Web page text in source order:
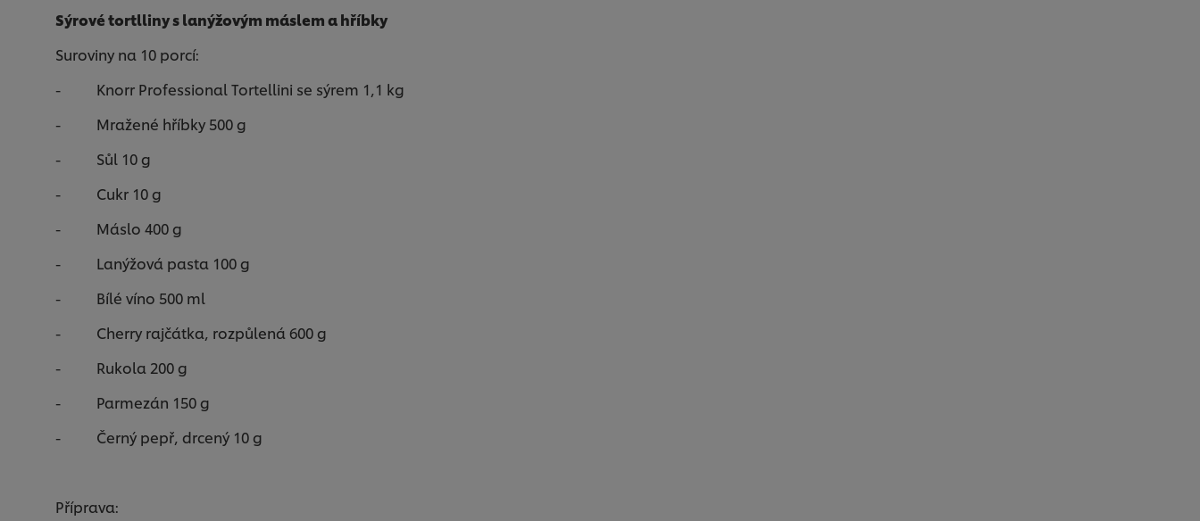
Sýrové tortlliny s lanýžovým máslem a hříbky
Suroviny na 10 porcí:
- Knorr Professional Tortellini se sýrem 1,1 kg
- Mražené hříbky 500 g
- Sůl 10 g
- Cukr 10 g
- Máslo 400 g
- Lanýžová pasta 100 g
- Bílé víno 500 ml
- Cherry rajčátka, rozpůlená 600 g
- Rukola 200 g
- Parmezán 150 g
- Černý pepř, drcený 10 g
Příprava: